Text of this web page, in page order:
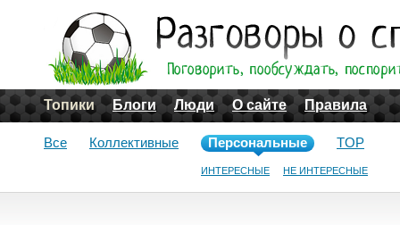
Топики Блоги Люди О сайте Правила
Все Коллективные Персональные
ИНТЕРЕСНЫЕ НЕ ИНТЕРЕСНЫЕ
TOP